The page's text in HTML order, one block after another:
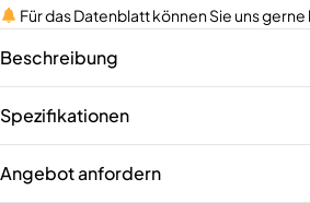
Für das Datenblatt können Sie uns
Beschreibung
Spezifikationen
Angebot anfordern